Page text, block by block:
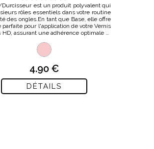
Durcisseur est un produit polyvalent qui
rôles essentiels dans votre routine
des ongles.En tant que Base, elle offre
parfaite pour l'application de votre Vernis
HD, assurant une adhérence optimale et
4.90 €
DÉTAILS